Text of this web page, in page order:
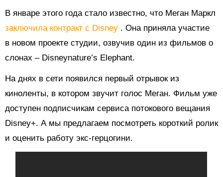
В январе этого года стало известно, что Меган Маркл
заключила контракт с Disney . Она приняла участие
в новом проекте студии, озвучив один из фильмов о
слонах – Disneynature’s Elephant.
На днях в сети появился первый отрывок из
киноленты, в котором звучит голос Меган. Фильм уже
доступен подписчикам сервиса потокового вещания
Disney+. А мы предлагаем посмотреть короткий ролик
и оценить работу экс-герцогини.